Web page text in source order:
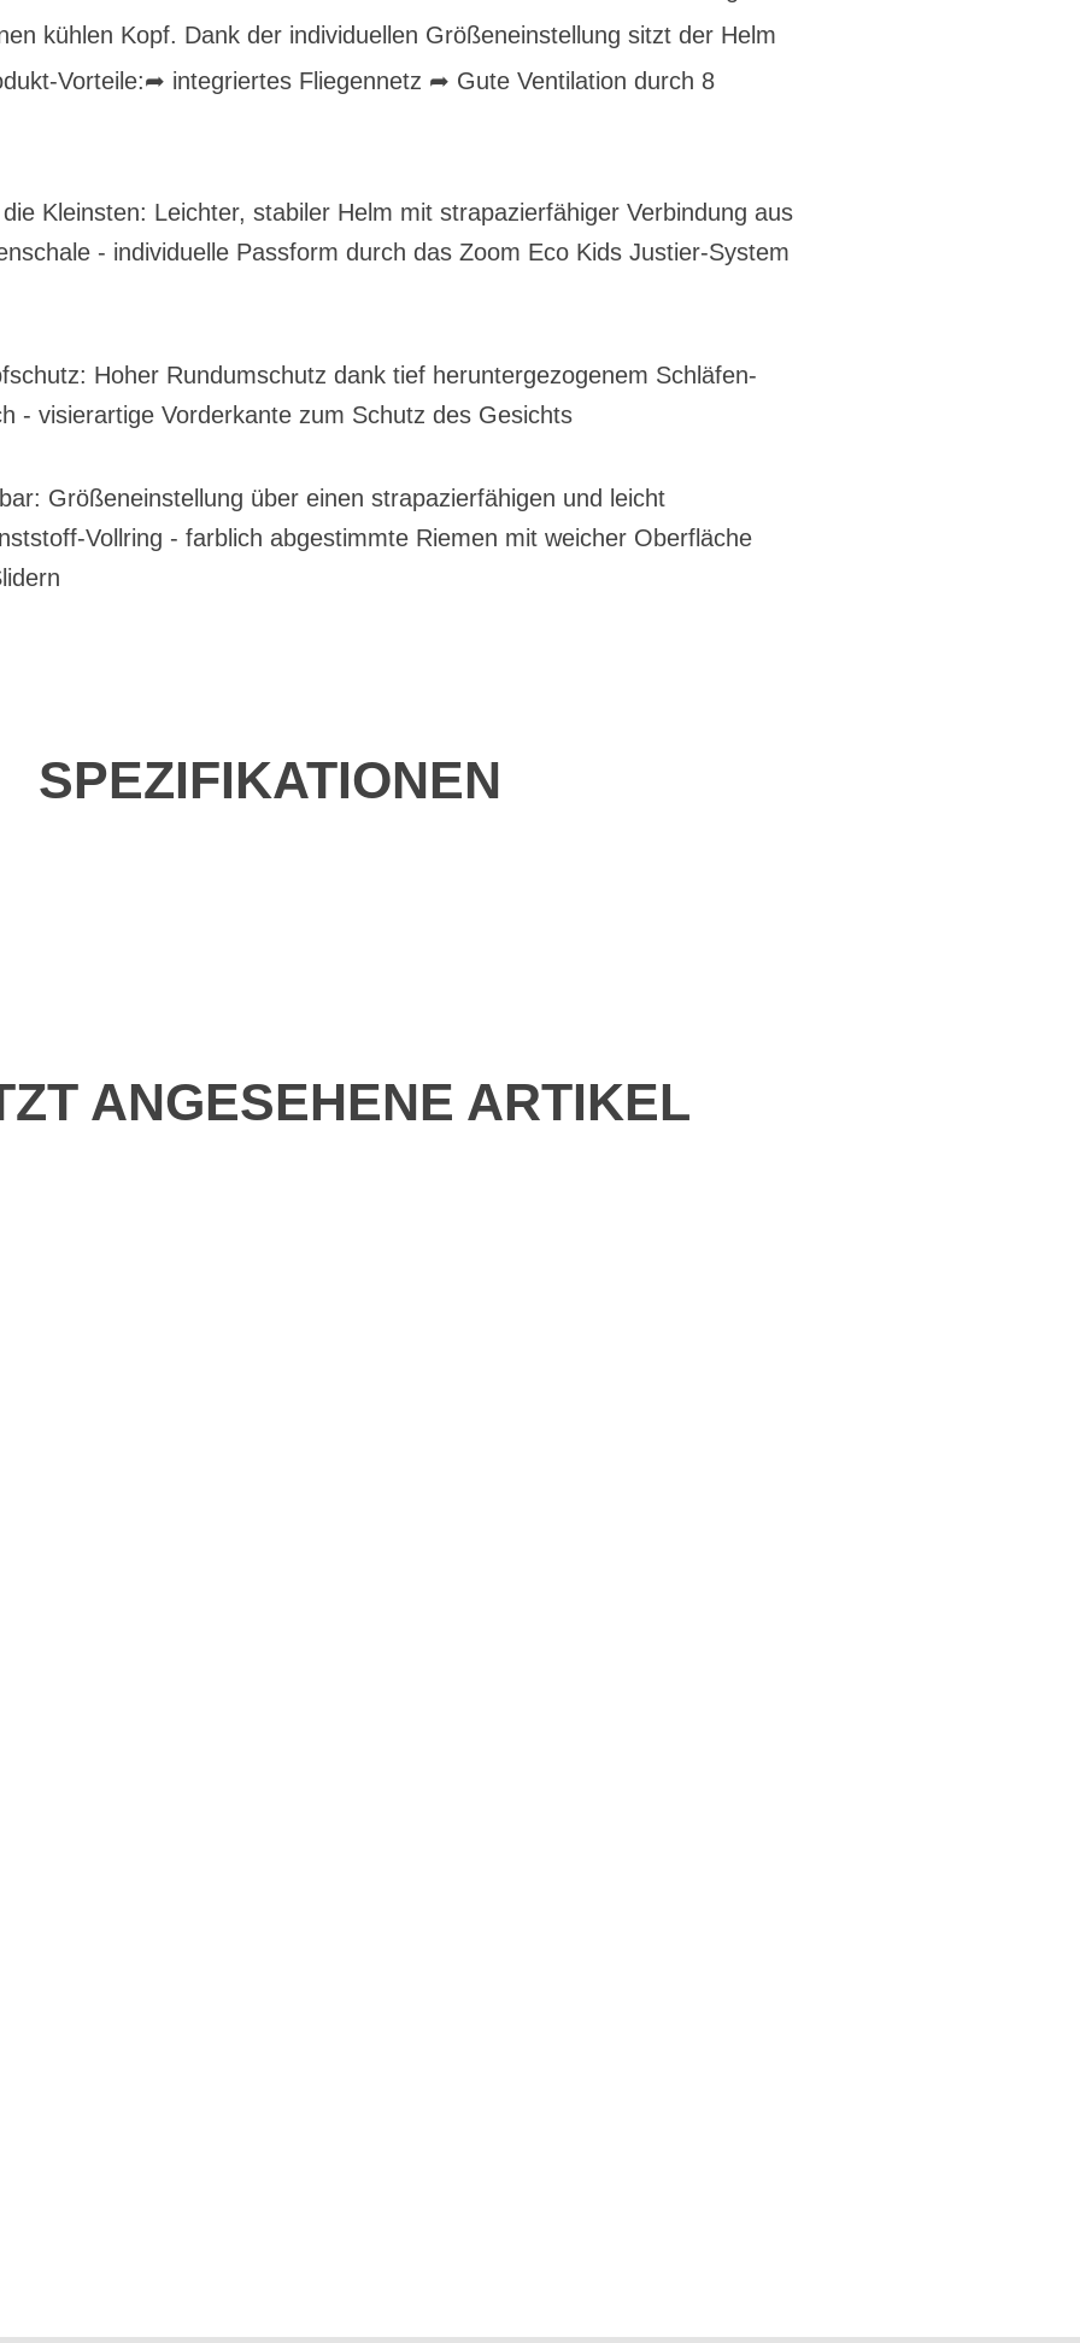
kühlen Kopf. Dank der individuellen Größeneinstellung sitzt der Helm
Vorteile: ​➦ integriertes Fliegennetz ➦ Gute Ventilation durch 8
Kleinsten: Leichter, stabiler Helm mit strapazierfähiger Verbindung aus
- individuelle Passform durch das Zoom Eco Kids Justier-System
Hoher Rundumschutz dank tief heruntergezogenem Schläfen-
- visierartige Vorderkante zum Schutz des Gesichts
Größeneinstellung über einen strapazierfähigen und leicht
Vollring - farblich abgestimmte Riemen mit weicher Oberfläche
SPEZIFIKATIONEN
ANGESEHENE ARTIKEL